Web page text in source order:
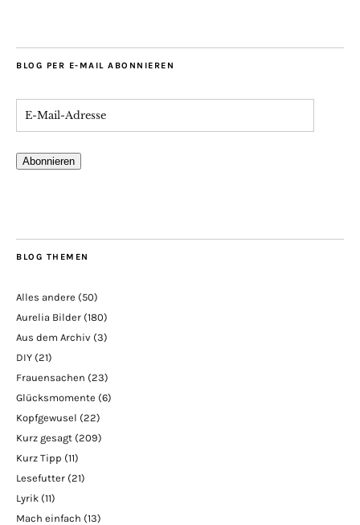
BLOG PER E-MAIL ABONNIEREN
Abonnieren
BLOG THEMEN
Alles andere (50)
Aurelia Bilder (180)
Aus dem Archiv (3)
DIY (21)
Frauensachen (23)
Glücksmomente (6)
Kopfgewusel (22)
Kurz gesagt (209)
Kurz Tipp (11)
Lesefutter (21)
Lyrik (11)
Mach einfach (13)